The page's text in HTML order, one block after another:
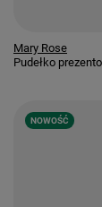
Mary Rose
Pudełko
NOWOŚĆ